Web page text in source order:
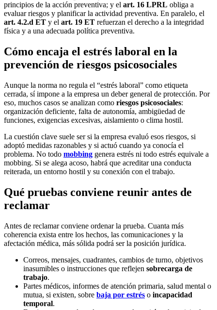
principios de la acción preventiva; y el art. 16 LPRL obliga a
evaluar riesgos y planificar la actividad preventiva. En paralelo, el
art. 4.2.d ET y el art. 19 ET refuerzan el derecho a la integridad
física y a una adecuada política preventiva.
Cómo encaja el estrés laboral en la
prevención de riesgos psicosociales
Aunque la norma no regula el “estrés laboral” como etiqueta
cerrada, sí impone a la empresa un deber general de protección. Por
eso, muchos casos se analizan como riesgos psicosociales:
organización deficiente, falta de autonomía, ambigüedad de
funciones, exigencias excesivas, aislamiento o clima hostil.
La cuestión clave suele ser si la empresa evaluó esos riesgos, si
adoptó medidas razonables y si actuó cuando ya conocía el
problema. No todo mobbing genera estrés ni todo estrés equivale a
mobbing. Si se alega acoso, habrá que acreditar una conducta
reiterada, un entorno hostil y su conexión con el trabajo.
Qué pruebas conviene reunir antes de
reclamar
Antes de reclamar conviene ordenar la prueba. Cuanta más
coherencia exista entre los hechos, las comunicaciones y la
afectación médica, más sólida podrá ser la posición jurídica.
Correos, mensajes, cuadrantes, cambios de turno, objetivos
inasumibles o instrucciones que reflejen sobrecarga de
trabajo.
Partes médicos, informes de atención primaria, salud mental o
mutua, si existen, sobre baja por estrés o incapacidad
temporal.